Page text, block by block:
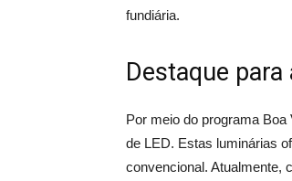
fundiária.
Destaque
Por meio do programa
de LED. Estas luminárias
convencional. Atualmente,